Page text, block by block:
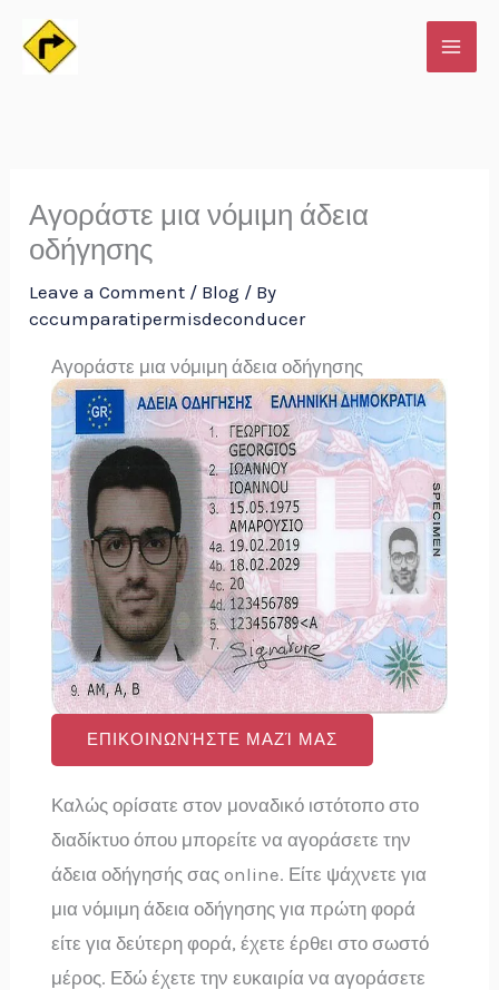
Αγοράστε μια νόμιμη άδεια
οδήγησης
Leave a Comment / Blog / By
cccumparatipermisdeconducer
Αγοράστε μια νόμιμη άδεια οδήγησης
ΕΠΙΚΟΙΝΩΝΉΣΤΕ ΜΑΖΊ ΜΑΣ
Καλώς ορίσατε στον μοναδικό ιστότοπο στο
διαδίκτυο όπου μπορείτε να αγοράσετε την
άδεια οδήγησής σας online. Είτε ψάχνετε για
μια νόμιμη άδεια οδήγησης για πρώτη φορά
είτε για δεύτερη φορά, έχετε έρθει στο σωστό
μέρος. Εδώ έχετε την ευκαιρία να αγοράσετε